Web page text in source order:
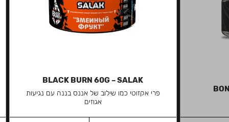
BLACK BURN 60G – SALAK
פרי אקזוטי כמו שילוב של אננס בננה עם נגיעות
אגוזים